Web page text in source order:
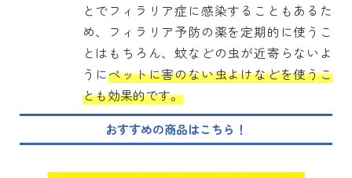
とでフィラリア症に感染することもあるた
め、フィラリア予防の薬を定期的に使うこ
とはもちろん、蚊などの虫が近寄らないよ
うにペットに害のない虫よけなどを使うこ
とも効果的です。
おすすめの商品はこちら！